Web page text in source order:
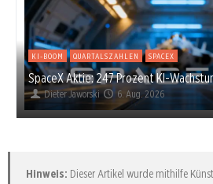
KI-BOOM QUARTALSZAHLEN SPACEX
SpaceX Aktie: 247 Prozent KI-
Dieter Jaworski 6. Aug. 2026
Hinweis: Dieser Artikel wurde mithilfe